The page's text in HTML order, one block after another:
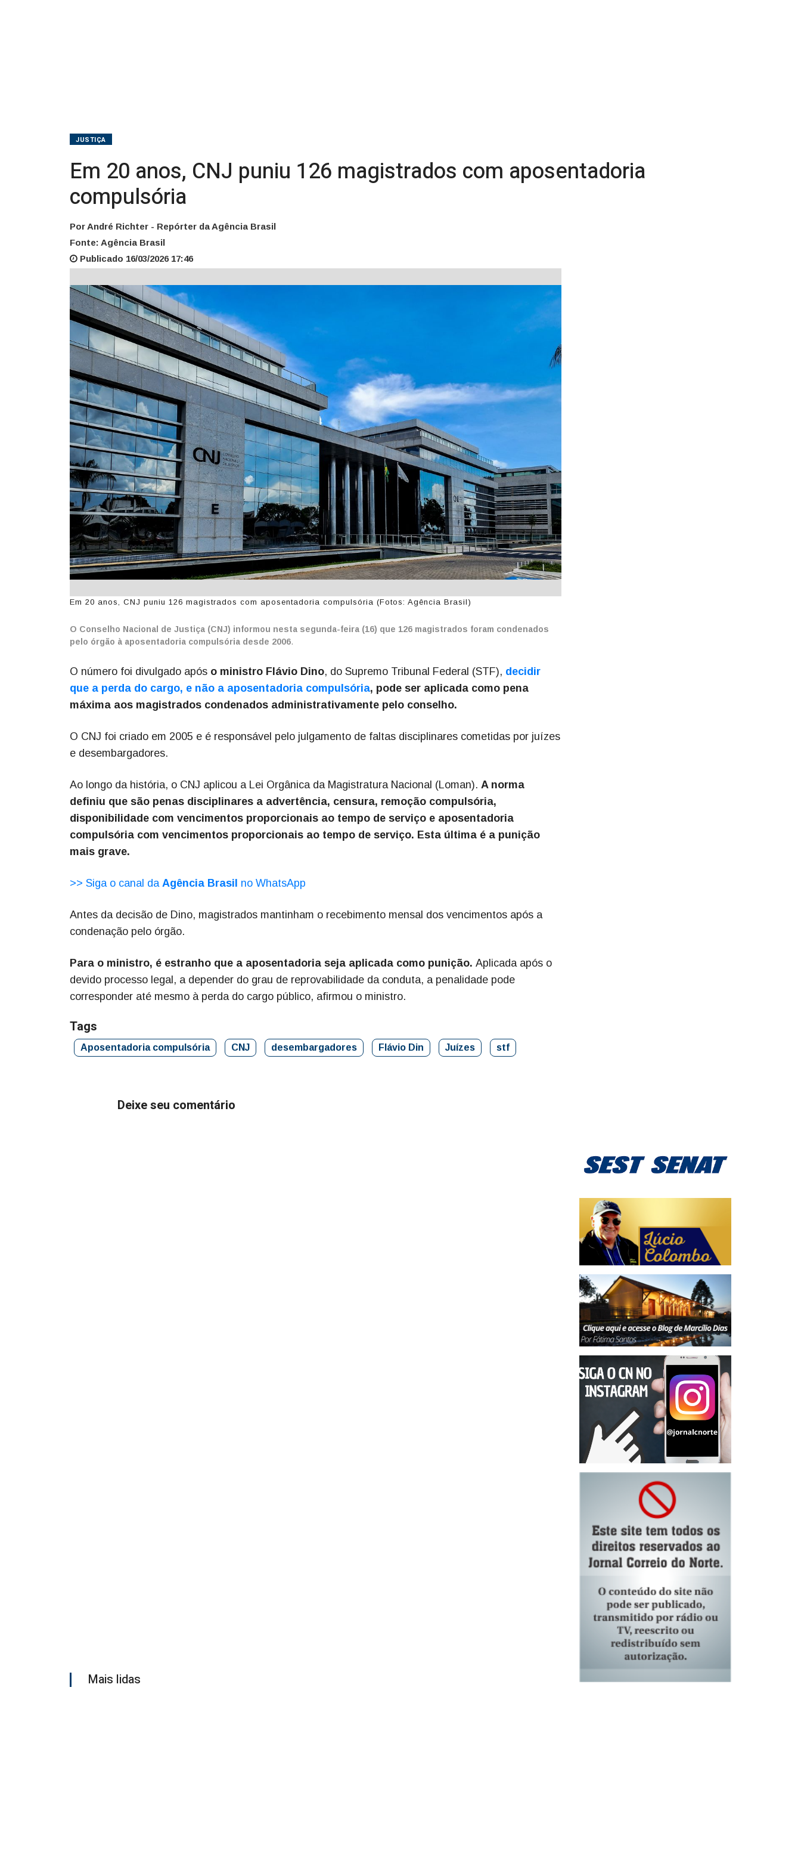
JUSTIÇA
Em 20 anos, CNJ puniu 126 magistrados com aposentadoria
compulsória
Por André Richter - Repórter da Agência Brasil
Fonte: Agência Brasil
Publicado 16/03/2026 17:46
Em 20 anos, CNJ puniu 126 magistrados com aposentadoria compulsória (Fotos: Agência Brasil)
O Conselho Nacional de Justiça (CNJ) informou nesta segunda-feira (16) que 126 magistrados foram condenados
pelo órgão à aposentadoria compulsória desde 2006.
O número foi divulgado após o ministro Flávio Dino, do Supremo Tribunal Federal (STF), decidir
que a perda do cargo, e não a aposentadoria compulsória, pode ser aplicada como pena
máxima aos magistrados condenados administrativamente pelo conselho.
O CNJ foi criado em 2005 e é responsável pelo julgamento de faltas disciplinares cometidas por juízes
e desembargadores.
Ao longo da história, o CNJ aplicou a Lei Orgânica da Magistratura Nacional (Loman). A norma
definiu que são penas disciplinares a advertência, censura, remoção compulsória,
disponibilidade com vencimentos proporcionais ao tempo de serviço e aposentadoria
compulsória com vencimentos proporcionais ao tempo de serviço. Esta última é a punição
mais grave.
>> Siga o canal da Agência Brasil no WhatsApp
Antes da decisão de Dino, magistrados mantinham o recebimento mensal dos vencimentos após a
condenação pelo órgão.
Para o ministro, é estranho que a aposentadoria seja aplicada como punição. Aplicada após o
devido processo legal, a depender do grau de reprovabilidade da conduta, a penalidade pode
corresponder até mesmo à perda do cargo público, afirmou o ministro.
Tags
Aposentadoria compulsória CNJ desembargadores Flávio Din Juízes stf
Deixe seu comentário
Mais lidas